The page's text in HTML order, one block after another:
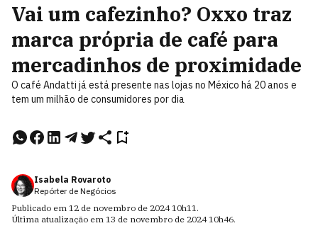
Vai um cafezinho? Oxxo traz
marca própria de café para
mercadinhos de proximidade
O café Andatti já está presente nas lojas no México há 20 anos e
tem um milhão de consumidores por dia
Isabela Rovaroto
Repórter de Negócios
Publicado em 12 de novembro de 2024 10h11.
Última atualização em 13 de novembro de 2024 10h46.